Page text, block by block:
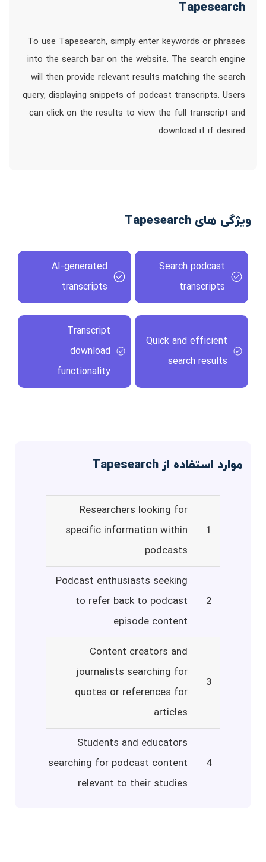
Tapesearch
To use Tapesearch, simply enter keywords or phrases
into the search bar on the website. The search engine
will then provide relevant results matching the search
query, displaying snippets of podcast transcripts. Users
can click on the results to view the full transcript and
download it if desired
ویژگی های Tapesearch
Search podcast
transcripts
AI-generated
transcripts
Quick and efficient
search results
Transcript
download
functionality
موارد استفاده از Tapesearch
1
Researchers looking for
specific information within
podcasts
2
Podcast enthusiasts seeking
to refer back to podcast
episode content
3
Content creators and
journalists searching for
quotes or references for
articles
4
Students and educators
searching for podcast content
relevant to their studies